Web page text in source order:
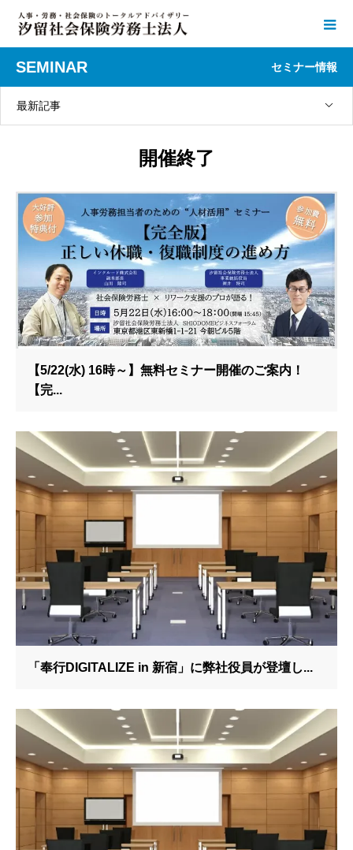
SEMINAR セミナー情報
最新記事
開催終了
【5/22(水) 16時～】無料セミナー開催のご案内！
【完...
「奉行DIGITALIZE in 新宿」に弊社役員が登壇し...